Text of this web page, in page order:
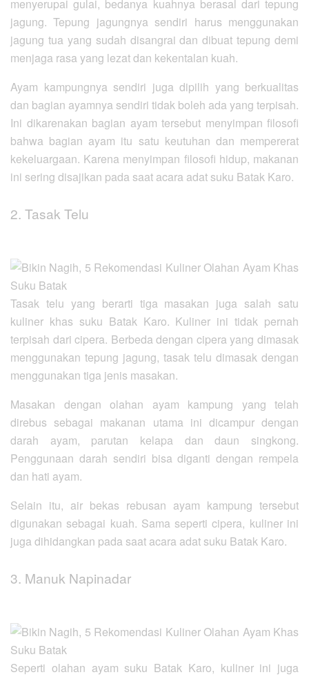
menyerupai gulai, bedanya kuahnya berasal dari tepung
jagung. Tepung jagungnya sendiri harus menggunakan
jagung tua yang sudah disangrai dan dibuat tepung demi
menjaga rasa yang lezat dan kekentalan kuah.
Ayam kampungnya sendiri juga dipilih yang berkualitas
dan bagian ayamnya sendiri tidak boleh ada yang terpisah.
Ini dikarenakan bagian ayam tersebut menyimpan filosofi
bahwa bagian ayam itu satu keutuhan dan mempererat
kekeluargaan. Karena menyimpan filosofi hidup, makanan
ini sering disajikan pada saat acara adat suku Batak Karo.
2. Tasak Telu
Tasak telu yang berarti tiga masakan juga salah satu
kuliner khas suku Batak Karo. Kuliner ini tidak pernah
terpisah dari cipera. Berbeda dengan cipera yang dimasak
menggunakan tepung jagung, tasak telu dimasak dengan
menggunakan tiga jenis masakan.
Masakan dengan olahan ayam kampung yang telah
direbus sebagai makanan utama ini dicampur dengan
darah ayam, parutan kelapa dan daun singkong.
Penggunaan darah sendiri bisa diganti dengan rempela
dan hati ayam.
Selain itu, air bekas rebusan ayam kampung tersebut
digunakan sebagai kuah. Sama seperti cipera, kuliner ini
juga dihidangkan pada saat acara adat suku Batak Karo.
3. Manuk Napinadar
Seperti olahan ayam suku Batak Karo, kuliner ini juga